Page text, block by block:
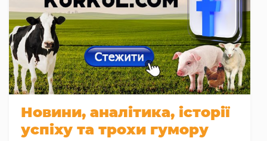
Новини, аналітика, історії
успіху та трохи гумору